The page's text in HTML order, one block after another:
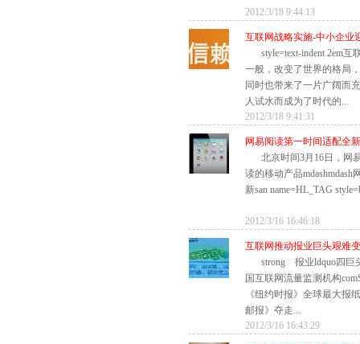
2012/3/18 9:44:13
互联网战略实施-中小企业
style=text-indent 2em
一般，改变了世界的格局
同时也带来了一片广阔而
人试水而成为了时代的...
2012/3/18 9:41:31
网易阅读第一时间适配全
北京时间3月16日，网
读的移动产品
新san name=HL_TAG
2012/3/16 16:46:18
互联网推动报业巨头艰难
strong 报业ldquo四
国互联网流量监测机构
《纽约时报》全球最大报
邮报》夺走...
2012/3/16 16:43:29